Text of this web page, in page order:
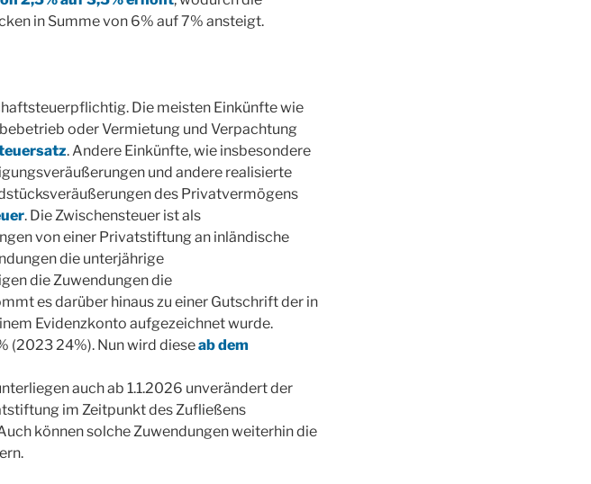
in Summe von 6% auf 7% ansteigt.
Die meisten Einkünfte wie
oder Vermietung und Verpachtung
. Andere Einkünfte, wie insbesondere
und andere realisierte
des Privatvermögens
. Die Zwischensteuer ist als
von einer Privatstiftung an inländische
die unterjährige
die Zuwendungen die
es darüber hinaus zu einer Gutschrift der in
Evidenzkonto aufgezeichnet wurde.
(2023 24%). Nun wird dieseab dem
auch ab 1.1.2026 unverändert der
im Zeitpunkt des Zufließens
können solche Zuwendungen weiterhin die